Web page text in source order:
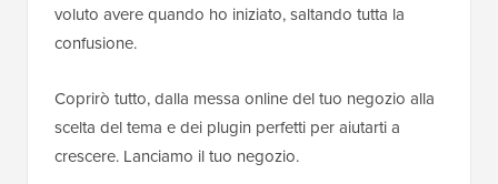
voluto avere quando ho iniziato, saltando tutta la
confusione.
Coprirò tutto, dalla messa online del tuo negozio alla
scelta del tema e dei plugin perfetti per aiutarti a
crescere. Lanciamo il tuo negozio.